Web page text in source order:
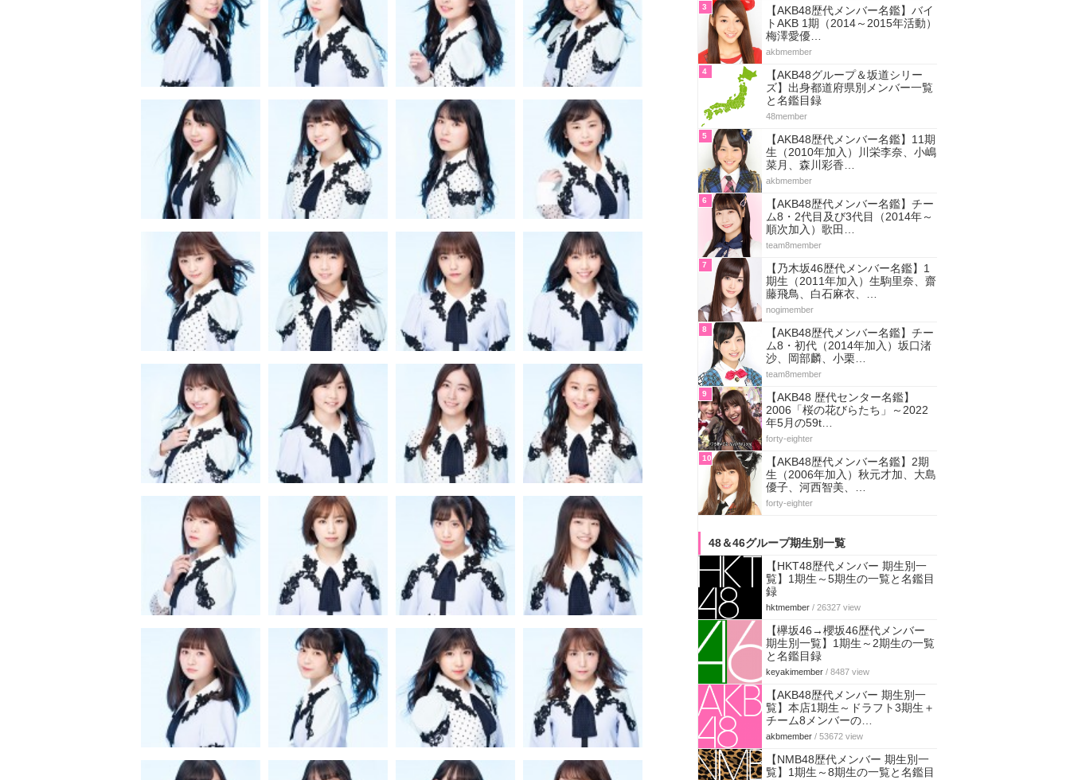
3
【AKB48歴代メンバー名鑑】バイ
トAKB 1期（2014～2015年活動）
梅澤愛優…
akbmember
4
【AKB48グループ＆坂道シリー
ズ】出身都道府県別メンバー一覧
と名鑑目録
48member
5
【AKB48歴代メンバー名鑑】11期
生（2010年加入）川栄李奈、小嶋
菜月、森川彩香…
akbmember
6
【AKB48歴代メンバー名鑑】チー
ム8・2代目及び3代目（2014年～
順次加入）歌田…
team8member
7
【乃木坂46歴代メンバー名鑑】1
期生（2011年加入）生駒里奈、齋
藤飛鳥、白石麻衣、…
nogimember
8
【AKB48歴代メンバー名鑑】チー
ム8・初代（2014年加入）坂口渚
沙、岡部麟、小栗…
team8member
9
【AKB48 歴代センター名鑑】
2006「桜の花びらたち」～2022
年5月の59t…
forty-eighter
10
【AKB48歴代メンバー名鑑】2期
生（2006年加入）秋元才加、大島
優子、河西智美、…
forty-eighter
48＆46グループ期生別一覧
【HKT48歴代メンバー 期生別一
覧】1期生～5期生の一覧と名鑑目
録
hktmember / 26327 view
【欅坂46→櫻坂46歴代メンバー
期生別一覧】1期生～2期生の一覧
と名鑑目録
keyakimember / 8487 view
【AKB48歴代メンバー 期生別一
覧】本店1期生～ドラフト3期生＋
チーム8メンバーの…
akbmember / 53672 view
【NMB48歴代メンバー 期生別一
覧】1期生～8期生の一覧と名鑑目